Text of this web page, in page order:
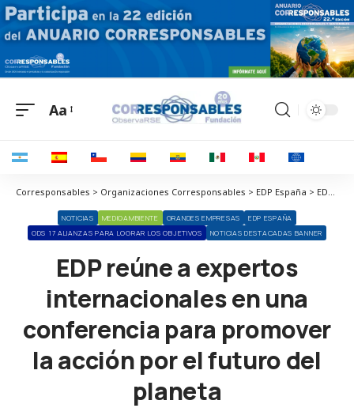
Aa
Corresponsables > Organizaciones Corresponsables > EDP España > EDP reúne a expertos internacionales en una conferencia para promover la acción por el futuro del planeta
NOTICIAS MEDIOAMBIENTE GRANDES EMPRESAS
EDP ESPAÑA
ODS 17 ALIANZAS PARA LOGRAR LOS OBJETIVOS
NOTICIAS DESTACADAS BANNER
EDP reúne a expertos
internacionales en una
conferencia para promover
la acción por el futuro del
planeta